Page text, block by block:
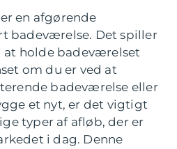
en afgørende
badeværelse. Det spiller
at holde badeværelset
om du er ved at
badeværelse eller
et nyt, er det vigtigt
typer af afløb, der er
i dag. Denne